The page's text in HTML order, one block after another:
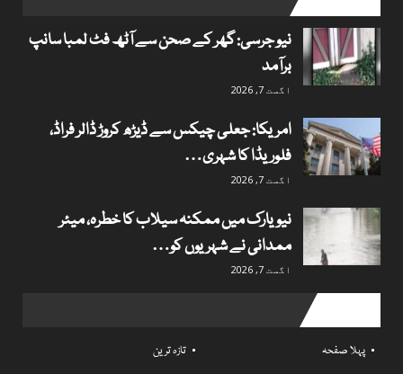
نیو جرسی: گھر کے صحن سے آٹھ فٹ لمبا سانپ
برآمد
اگست 7, 2026
امریکا: جعلی چیکس سے ڈیڑھ کروڑ ڈالر فراڈ،
فلوریڈا کا شہری…
اگست 7, 2026
نیویارک میں ممکنہ سیلاب کا خطرہ، میئر
ممدانی نے شہریوں کو…
اگست 7, 2026
پہلا صفحہ تازہ ترین